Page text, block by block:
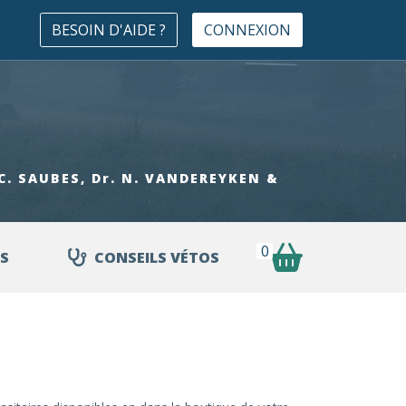
BESOIN D'AIDE ? CONNEXION
Dr. N. VANDEREYKEN &
CONSEILS VÉTOS 0